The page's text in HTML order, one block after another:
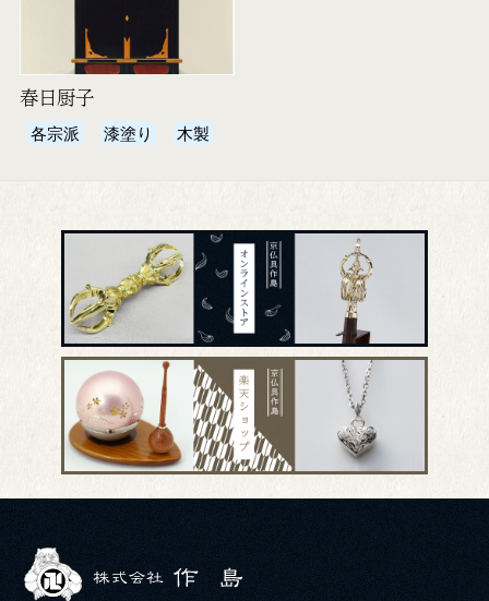
春日厨子
各宗派 漆塗り 木製